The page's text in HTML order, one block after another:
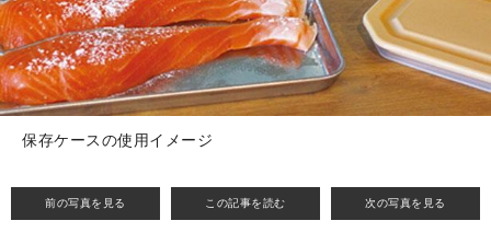
前の写真を見る この記事を読む 次の写真を見る
保存ケースの使用イメージ